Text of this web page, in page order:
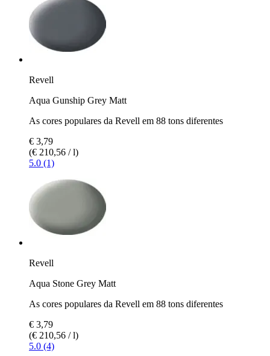
Revell
Aqua Gunship Grey Matt
As cores populares da Revell em 88 tons diferentes
€ 3,79
(€ 210,56 / l)
5.0 (1)
Revell
Aqua Stone Grey Matt
As cores populares da Revell em 88 tons diferentes
€ 3,79
(€ 210,56 / l)
5.0 (4)